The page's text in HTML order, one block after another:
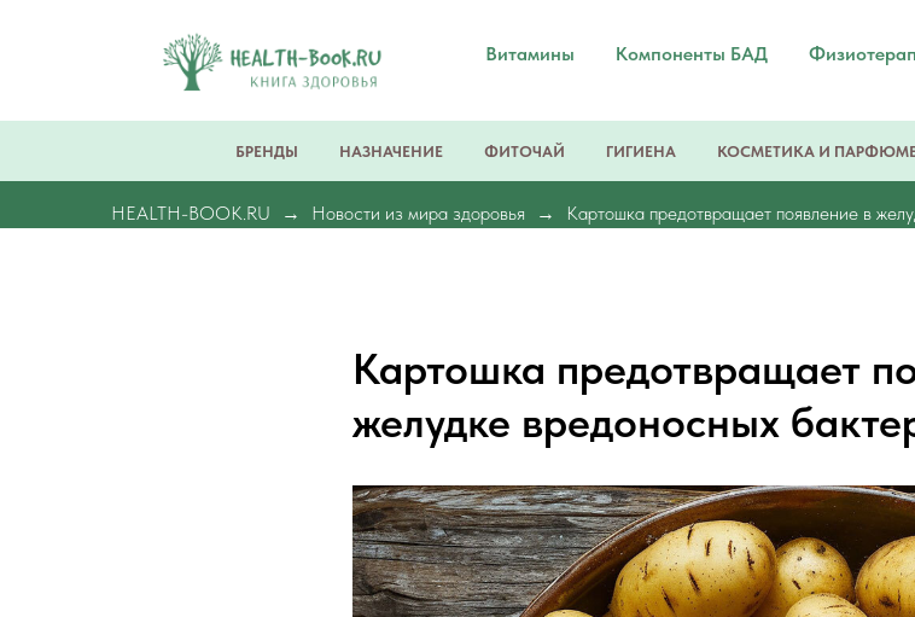
Витамины Компоненты БАД
БРЕНДЫ НАЗНАЧЕНИЕ ФИТОЧАЙ ГИГИЕНА КОСМЕТИКА И
HEALTH-BOOK.RU Новости из мира здоровья Картошка предотвращает появление в
Картошка предотвращает
желудке вредоносных